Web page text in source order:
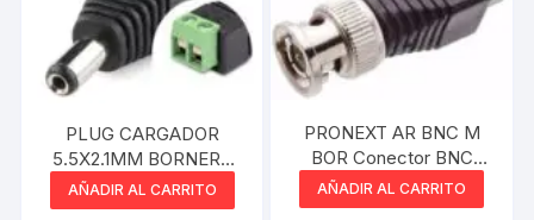
PLUG CARGADOR
5.5X2.1MM BORNERA
XU.
AÑADIR AL CARRITO
PRONEXT AR BNC M
BOR Conector BNC
MACHO con bornera
CCTV Tipo Balun
AÑADIR AL CARRITO